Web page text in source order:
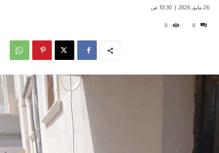
0
0
26 مايو, 2026 | 10:30 ص